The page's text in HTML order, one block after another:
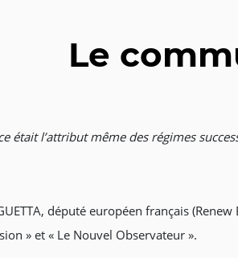
Le
était l’attribut même des régimes
député européen français
» et « Le Nouvel Observateur ».